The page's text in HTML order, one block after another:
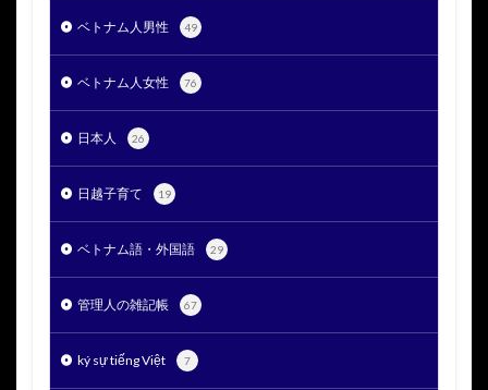
ベトナム人男性 49
ベトナム人女性 76
日本人 26
日越子育て 19
ベトナム語・外国語 29
管理人の雑記帳 67
ký sự tiếng Việt 7